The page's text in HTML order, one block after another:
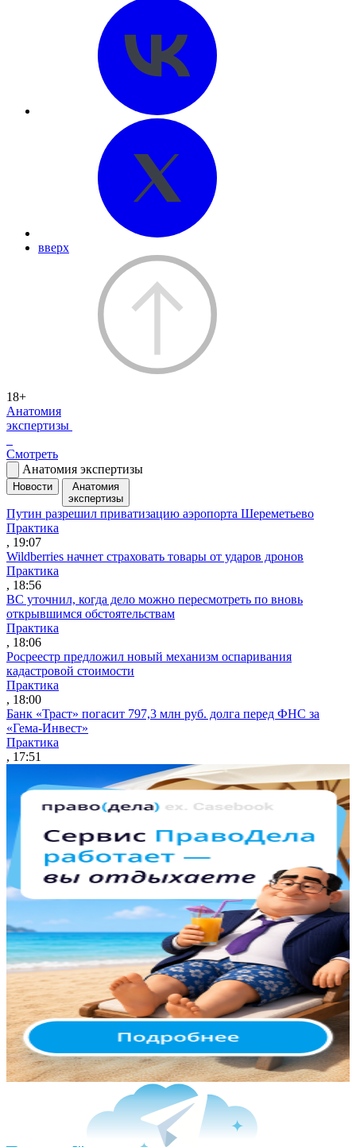
вверх
18+
Анатомия
экспертизы
Смотреть
Анатомия экспертизы
Новости
Анатомия
экспертизы
Путин разрешил приватизацию аэропорта Шереметьево
Практика
, 19:07
Wildberries начнет страховать товары от ударов дронов
Практика
, 18:56
ВС уточнил, когда дело можно пересмотреть по вновь
открывшимся обстоятельствам
Практика
, 18:06
Росреестр предложил новый механизм оспаривания
кадастровой стоимости
Практика
, 18:00
Банк «Траст» погасит 797,3 млн руб. долга перед ФНС за
«Гема-Инвест»
Практика
, 17:51